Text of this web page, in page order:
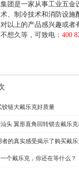
团是一家从事工业五金
、制冷技术和消防设
以上的产品感兴趣或者
想久等，可致电： 400
铰链大戴乐克好质量
头 翼形直角回转锁去戴乐
者的真实感受揭示了购买戴
个戴乐克，你还在等什么？